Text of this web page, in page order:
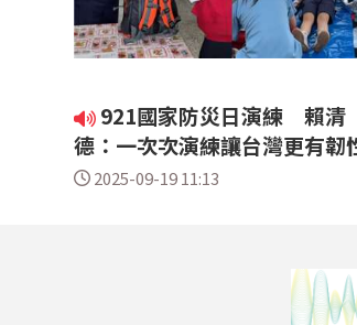
921國家防災日演練 賴清
德：一次次演練讓台灣更有韌
2025-09-19 11:13